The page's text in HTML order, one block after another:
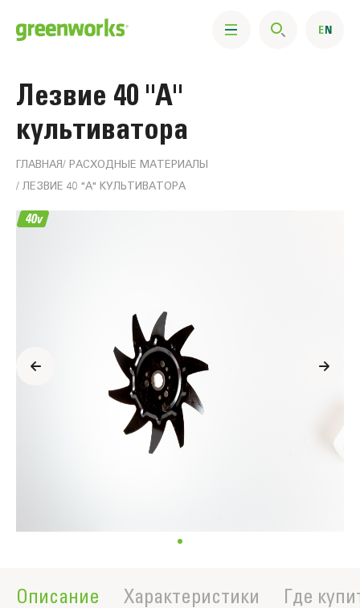
Лезвие 40 "А"
культиватора
ГЛАВНАЯ РАСХОДНЫЕ МАТЕРИАЛЫ
ЛЕЗВИЕ 40 "А" КУЛЬТИВАТОРА
Информация
Описание Характеристики Где